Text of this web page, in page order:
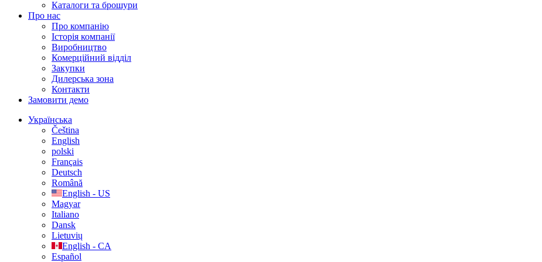
Каталоги та брошури
Про нас
Про компанію
Історія компанії
Виробництво
Комерційний відділ
Закупки
Дилерська зона
Контакти
Замовити демо
Українська
Čeština
English
polski
Français
Deutsch
Română
English - US
Magyar
Italiano
Dansk
Lietuvių
English - CA
Español